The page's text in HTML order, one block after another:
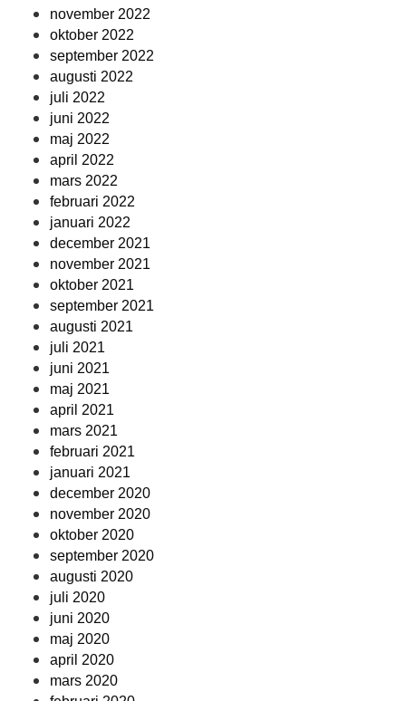
november 2022
oktober 2022
september 2022
augusti 2022
juli 2022
juni 2022
maj 2022
april 2022
mars 2022
februari 2022
januari 2022
december 2021
november 2021
oktober 2021
september 2021
augusti 2021
juli 2021
juni 2021
maj 2021
april 2021
mars 2021
februari 2021
januari 2021
december 2020
november 2020
oktober 2020
september 2020
augusti 2020
juli 2020
juni 2020
maj 2020
april 2020
mars 2020